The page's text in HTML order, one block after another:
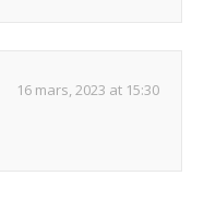
16 mars, 2023 at 15:30